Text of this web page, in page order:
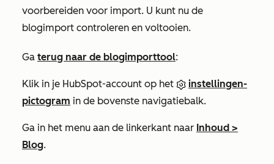
voorbereiden voor import. U kunt nu de
blogimport controleren en voltooien.
Ga terug naar de blogimporttool:
Klik in je HubSpot-account op het
instellingen-
pictogram in de bovenste navigatiebalk.
Ga in het menu aan de linkerkant naar Inhoud >
Blog.